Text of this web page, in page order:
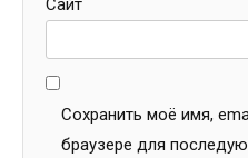
Сайт
Сохранить моё имя,
браузере для